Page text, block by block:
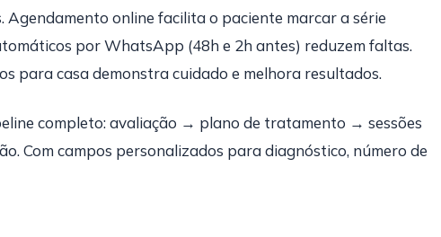
Agendamento online facilita o paciente marcar a série
por WhatsApp (48h e 2h antes) reduzem faltas.
para casa demonstra cuidado e melhora resultados.
completo: avaliação → plano de tratamento → sessões
Com campos personalizados para diagnóstico, número de